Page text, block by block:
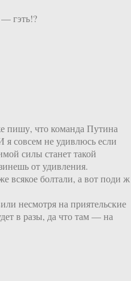
— гэть!?
пишу, что команда Путина
совсем не удивлюсь если
силы станет такой
от удивления.
всякое болтали, а вот поди ж
несмотря на приятельские
в разы, да что там — на